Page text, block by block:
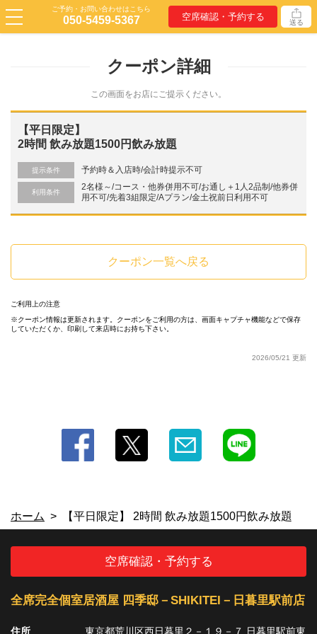
ご予約・お問い合わせはこちら
050-5459-5367 空席確認・予約する 送る
クーポン詳細
この画面をお店にご提示ください。
【平日限定】
2時間 飲み放題1500円飲み放題
提示条件 予約時＆入店時/会計時提示不可
利用条件
2名様～/コース・他券併用不可/お通し＋1人2品制/他券併
用不可/先着3組限定/Aプラン/金土祝前日利用不可
クーポン一覧へ戻る
ご利用上の注意
クーポン情報は更新されます。クーポンをご利用の方は、画面キャプチャ機能などで保存
していただくか、印刷して来店時にお持ち下さい。
2026/05/21 更新
お店情報をコピー
閉じる
ホーム 【平日限定】 2時間 飲み放題1500円飲み放題
空席確認・予約する
全席完全個室居酒屋 四季邸－SHIKITEI－日暮里駅前店
住所 東京都荒川区西日暮里２－１９－７ 日暮里駅前東